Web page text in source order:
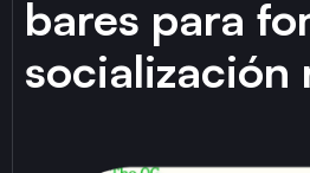
bares para
socialización